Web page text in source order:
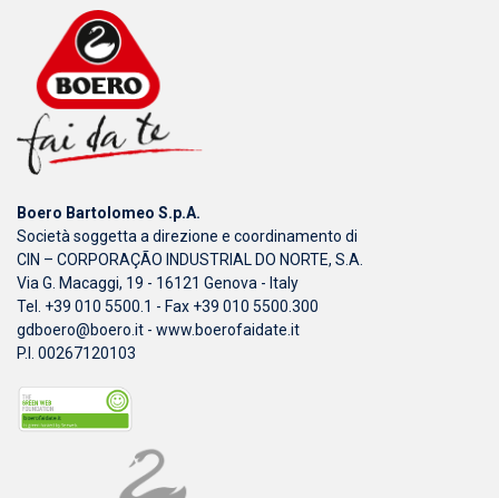
Boero Bartolomeo S.p.A.
Società soggetta a direzione e coordinamento di
CIN – CORPORAÇÃO INDUSTRIAL DO NORTE, S.A.
Via G. Macaggi, 19 - 16121 Genova - Italy
Tel. +39 010 5500.1 - Fax +39 010 5500.300
gdboero@boero.it - www.boerofaidate.it
P.I. 00267120103